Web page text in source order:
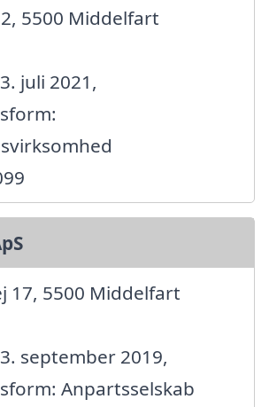
5500 Middelfart
juli 2021,
17, 5500 Middelfart
september 2019,
Anpartsselskab